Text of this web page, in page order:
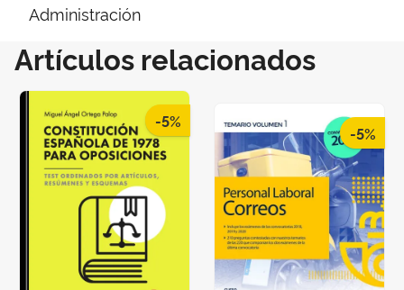
Administración
Artículos relacionados
-5%
-5%